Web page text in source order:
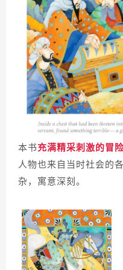
本书充满精采刺激的冒
人物也来自当时社会的
杂，寓意深刻。